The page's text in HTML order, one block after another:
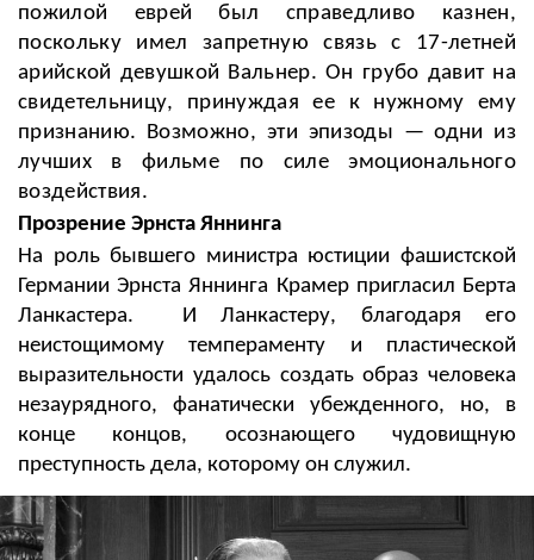
пожилой еврей был справедливо казнен,
поскольку имел запретную связь с 17-летней
арийской девушкой Вальнер. Он грубо давит на
свидетельницу, принуждая ее к нужному ему
признанию. Возможно, эти эпизоды —одни из
лучших в фильме по силе эмоционального
воздействия.
Прозрение Эрнста Яннинга
На роль бывшего министра юстиции фашистской
Германии Эрнста Яннинга Крамер пригласил Берта
Ланкастера. И Ланкастеру, благодаря его
неистощимому темпераменту и пластической
выразительности удалось создать образ человека
незаурядного, фанатически убежденного, но, в
конце концов, осознающего чудовищную
преступность дела, которому он служил.